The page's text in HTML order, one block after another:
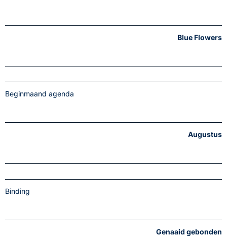
Blue Flowers
Beginmaand agenda
Augustus
Binding
Genaaid gebonden